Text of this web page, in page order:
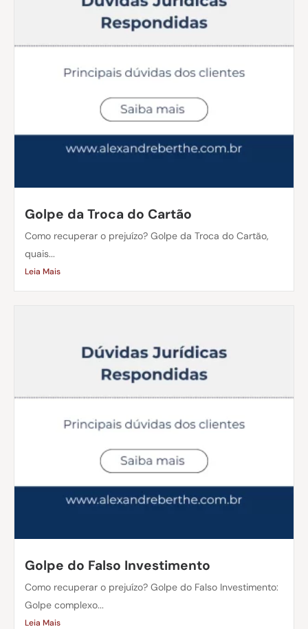
Golpe da Troca do Cartão
Como recuperar o prejuízo? Golpe da Troca do Cartão,
quais...
Leia Mais
Golpe do Falso Investimento
Como recuperar o prejuízo? Golpe do Falso Investimento:
Golpe complexo...
Leia Mais